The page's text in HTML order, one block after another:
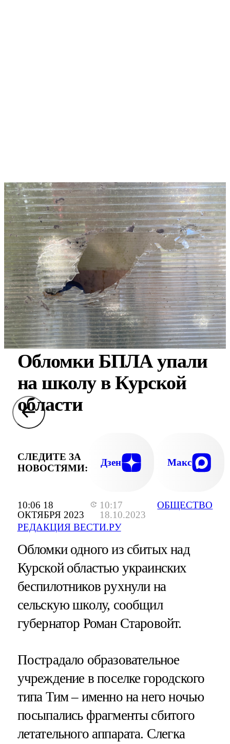
10:06 18
ОКТЯБРЯ 2023
10:17
18.10.2023
РЕДАКЦИЯ ВЕСТИ.РУ
ОБЩЕСТВО
Обломки БПЛА упали
на школу в Курской
области
СЛЕДИТЕ ЗА
НОВОСТЯМИ:
Дзен Макс
Обломки одного из сбитых над
Курской областью украинских
беспилотников рухнули на
сельскую школу, сообщил
губернатор Роман Старовойт.
Пострадало образовательное
учреждение в поселке городского
типа Тим – именно на него ночью
посыпались фрагменты сбитого
летательного аппарата. Слегка